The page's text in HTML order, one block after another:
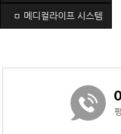
ㅁ 메디컬라이프 시스템